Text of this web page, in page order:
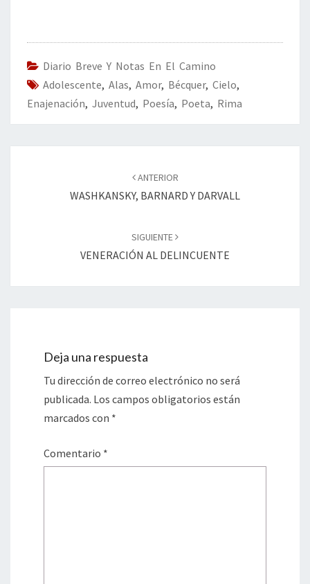
o
o
k
er dI
n
l
p
ar
tir
Diario Breve Y Notas En El Camino
Adolescente, Alas, Amor, Bécquer, Cielo,
Enajenación, Juventud, Poesía, Poeta, Rima
ANTERIOR
WASHKANSKY, BARNARD Y DARVALL
SIGUIENTE
VENERACIÓN AL DELINCUENTE
Deja una respuesta
Tu dirección de correo electrónico no será
publicada. Los campos obligatorios están
marcados con *
Comentario *